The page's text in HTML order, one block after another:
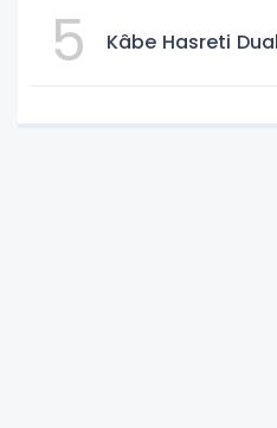
5 Kâbe Hasreti